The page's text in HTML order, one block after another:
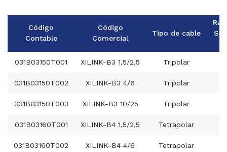
Código
Contable
Código
Comercial
Tipo de cable
031B03150T001 XILINK-B3 1,5/2,5 Tripolar
031B03150T002 XILINK-B3 4/6 Tripolar
031B03150T003 XILINK-B3 10/25 Tripolar
031B03160T001 XILINK-B4 1,5/2,5 Tetrapolar
031B03160T002 XILINK-B4 4/6 Tetrapolar